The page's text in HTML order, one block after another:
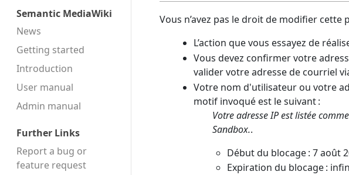
Semantic MediaWiki
News
Getting started
Introduction
User manual
Admin manual
Further Links
Report a bug or
feature request
Vous n’avez pas le droit de modifier cette
L’action que vous essayez de
Vous devez confirmer votre
valider votre adresse de courriel
Votre nom d'utilisateur ou votre
motif invoqué est le suivant :
Votre adresse IP est listée
Sandbox..
Début du blocage : 7 août
Expiration du blocage :